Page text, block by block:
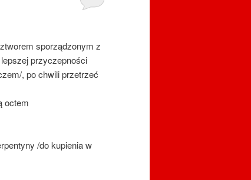
sporządzonym z
przyczepności
, po chwili przetrzeć
octem
/do kupienia w